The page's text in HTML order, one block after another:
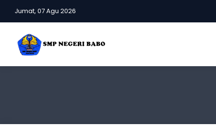
Jumat, 07 Agu 2026